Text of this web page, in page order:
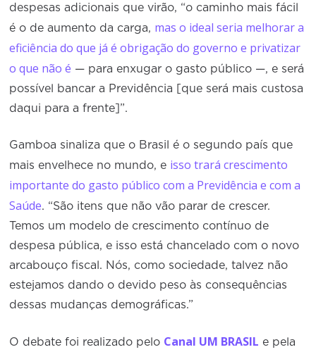
despesas adicionais que virão, “o caminho mais fácil
é o de aumento da carga, mas o ideal seria melhorar a
eficiência do que já é obrigação do governo e privatizar
o que não é — para enxugar o gasto público —, e será
possível bancar a Previdência [que será mais custosa
daqui para a frente]”.
Gamboa sinaliza que o Brasil é o segundo país que
mais envelhece no mundo, e isso trará crescimento
importante do gasto público com a Previdência e com a
Saúde. “São itens que não vão parar de crescer.
Temos um modelo de crescimento contínuo de
despesa pública, e isso está chancelado com o novo
arcabouço fiscal. Nós, como sociedade, talvez não
estejamos dando o devido peso às consequências
dessas mudanças demográficas.”
O debate foi realizado pelo Canal UM BRASIL e pela